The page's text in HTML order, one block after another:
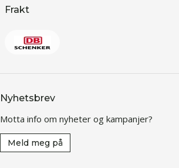
Frakt
Nyhetsbrev
Motta info om nyheter og kampanjer?
Meld meg på